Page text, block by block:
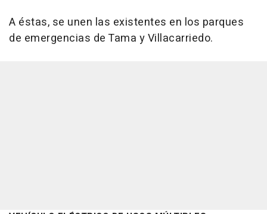
A éstas, se unen las existentes en los parques
de emergencias de Tama y Villacarriedo.